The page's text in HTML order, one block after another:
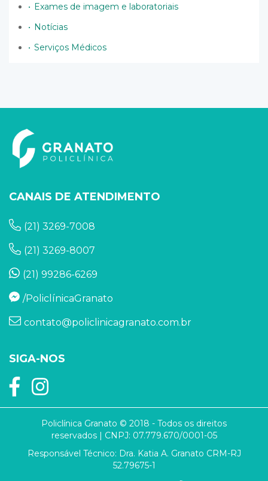
Exames de imagem e laboratoriais
Notícias
Serviços Médicos
CANAIS DE ATENDIMENTO
(21) 3269-7008
(21) 3269-8007
(21) 99286-6269
/PoliclínicaGranato
contato@policlinicagranato.com.br
SIGA-NOS
Policlínica Granato © 2018 - Todos os direitos
reservados | CNPJ: 07.779.670/0001-05
Responsável Técnico: Dra. Katia A. Granato CRM-RJ
52.79675-1